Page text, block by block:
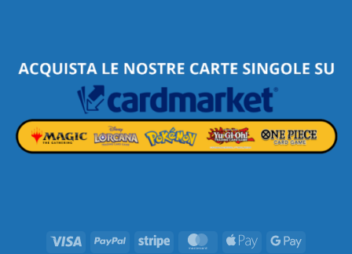
Visa PayPal Stripe MasterCard
Apple
Google